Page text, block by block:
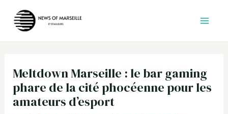
Meltdown Marseille : le bar gaming
phare de la cité phocéenne pour les
amateurs d’esport